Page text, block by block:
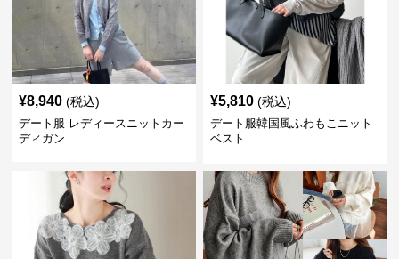
¥8,940 (税込)
デート服 レディースニットカー
ディガン
¥5,810 (税込)
デート服韓国風ふわもこニット
ベスト